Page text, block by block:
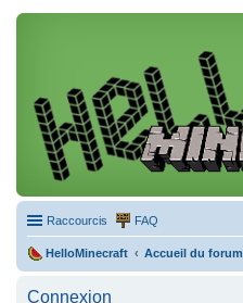
Raccourcis FAQ
HelloMinecraft Accueil du forum
Connexion